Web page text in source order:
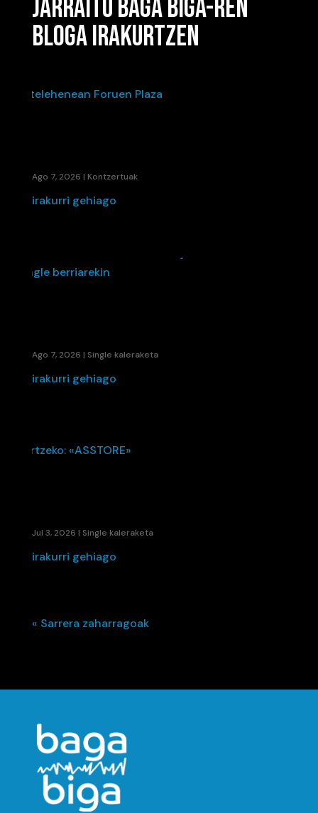
JARRAITU BAGA BIGA-REN
BLOGA IRAKURTZEN
Ago 7, 2026 | Kontzertuak
irakurri gehiago
Ago 7, 2026 | Single kaleraketa
irakurri gehiago
Jul 3, 2026 | Single kaleraketa
irakurri gehiago
« Sarrera zaharragoak